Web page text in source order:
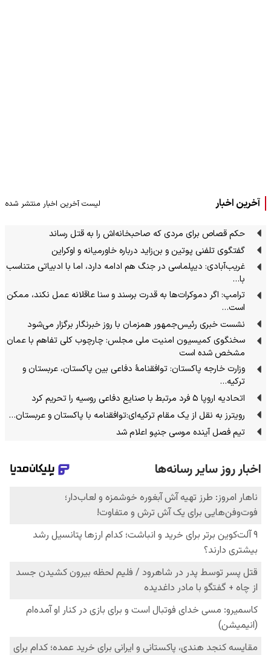
آخرین اخبار لیست آخرین اخبار منتشر شده
حکم قصاص برای مردی که صاحبخانه‌اش را به قتل رساند
گفتگوی تلفنی پوتین و بن‌زاید درباره خاورمیانه و اوکراین
غریب‌آبادی: دیپلماسی در جنگ هم ادامه دارد، اما با ادبیاتی متناسب
با…
ترامپ: اگر دموکرات‌ها به قدرت برسند و سنا عاقلانه عمل نکند، ممکن
است…
نشست خبری رئیس‌جمهور همزمان با روز خبرنگار برگزار می‌شود
سخنگوی کمیسیون امنیت ملی مجلس: چارچوب کلی تفاهم با عمان
مشخص شده است
وزارت خارجه پاکستان: توافقنامهٔ دفاعی بین پاکستان، عربستان و
ترکیه…
اتحادیه اروپا ۵ فرد مرتبط با صنایع دفاعی روسیه را تحریم کرد
رویترز به نقل از یک مقام ترکیه‌ای:توافقنامه با پاکستان و عربستان…
تیم فصل آینده موسی جنپو اعلام شد